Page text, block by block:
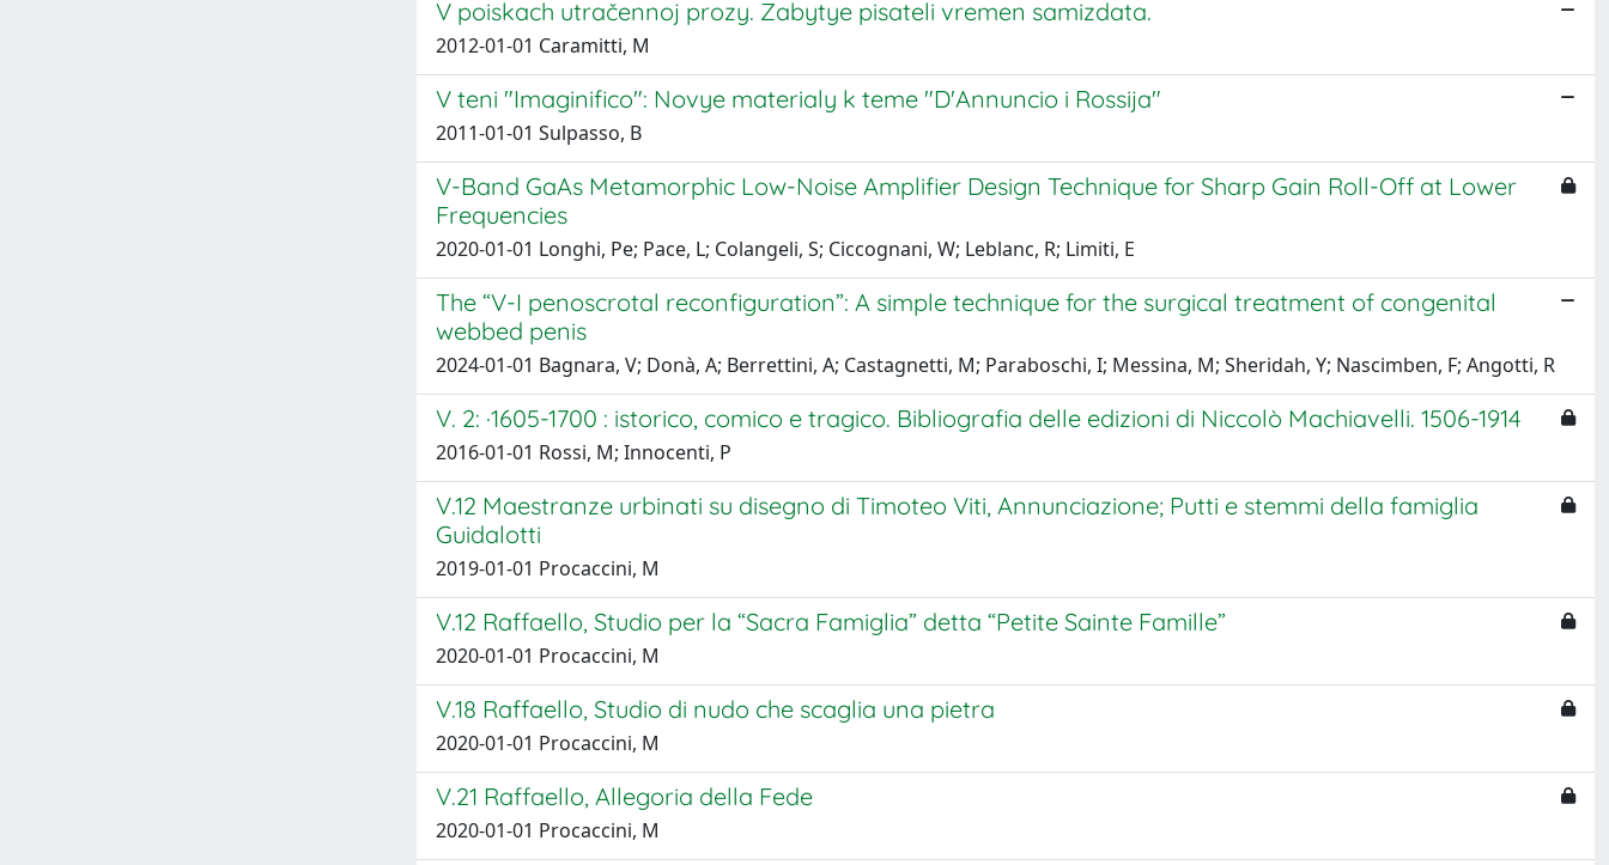
V poiskach utračennoj prozy. Zabytye pisateli vremen samizdata.
2012-01-01 Caramitti, M
V teni "Imaginifico": Novye materialy k teme "D'Annuncio i Rossija"
2011-01-01 Sulpasso, B
V-Band GaAs Metamorphic Low-Noise Amplifier Design Technique for Sharp Gain Roll-Off at Lower
Frequencies
2020-01-01 Longhi, Pe; Pace, L; Colangeli, S; Ciccognani, W; Leblanc, R; Limiti, E
The “V-I penoscrotal reconfiguration”: A simple technique for the surgical treatment of congenital
webbed penis
2024-01-01 Bagnara, V; Donà, A; Berrettini, A; Castagnetti, M; Paraboschi, I; Messina, M; Sheridah, Y; Nascimben, F; Angotti, R
V. 2: ·1605-1700 : istorico, comico e tragico. Bibliografia delle edizioni di Niccolò Machiavelli. 1506-1914
2016-01-01 Rossi, M; Innocenti, P
V.12 Maestranze urbinati su disegno di Timoteo Viti, Annunciazione; Putti e stemmi della famiglia
Guidalotti
2019-01-01 Procaccini, M
V.12 Raffaello, Studio per la “Sacra Famiglia” detta “Petite Sainte Famille”
2020-01-01 Procaccini, M
V.18 Raffaello, Studio di nudo che scaglia una pietra
2020-01-01 Procaccini, M
V.21 Raffaello, Allegoria della Fede
2020-01-01 Procaccini, M